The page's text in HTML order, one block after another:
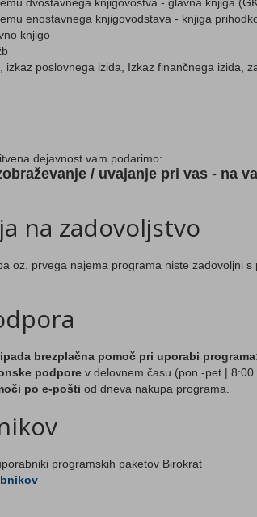
enostavnega knjigovodstava - knjiga
knjigo
izkaz poslovnega izida, Izkaz finančnega izida,
dejavnost vam podarimo:
/ uvajanje pri vas - na
na zadovoljstvo
oz. prvega najema programa niste zadovoljni
brezplačna pomoč pri uporabi
podpore v delovnem času (pon -pet |
po e-pošti od dneva nakupa programa.
programskih paketov Birokrat